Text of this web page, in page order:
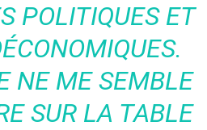
POLITIQUES ET
NE ME SEMBLE
SUR LA TABLE